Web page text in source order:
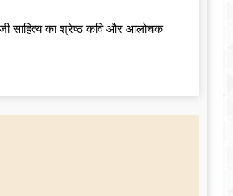
साहित्य का श्रेष्ठ कवि और आलोचक